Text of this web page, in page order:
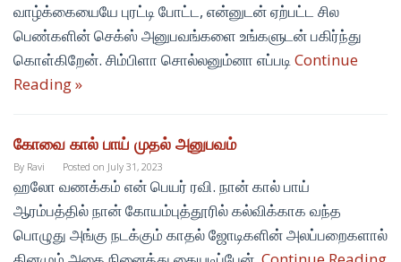
வாழ்க்கையையே புரட்டி போட்ட, என்னுடன் ஏற்பட்ட சில
பெண்களின் செக்ஸ் அனுபவங்களை உங்களுடன் பகிர்ந்து
கொள்கிறேன். சிம்பிளா சொல்லனும்னா எப்படிContinue
Reading »
கோவை கால் பாய் முதல் அனுபவம்
By Ravi Posted on July 31, 2023
ஹலோ வணக்கம் என் பெயர் ரவி. நான் கால் பாய்
ஆரம்பத்தில் நான் கோயம்புத்தூரில் கல்விக்காக வந்த
பொழுது அங்கு நடக்கும் காதல் ஜோடிகளின் அலப்பறைகளால்